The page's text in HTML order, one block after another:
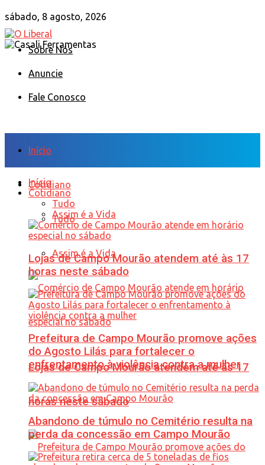
sábado, 8 agosto, 2026
Sobre Nós
Anuncie
Fale Conosco
Início
Cotidiano
Tudo
Assim é a Vida
Lojas de Campo Mourão atendem até às 17
horas neste sábado
Início
Cotidiano
Tudo
Assim é a Vida
Lojas de Campo Mourão atendem até às 17
horas neste sábado
Prefeitura de Campo Mourão promove ações
do Agosto Lilás para fortalecer o
enfrentamento à violência contra a mulher
Abandono de túmulo no Cemitério resulta na
perda da concessão em Campo Mourão